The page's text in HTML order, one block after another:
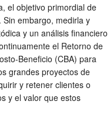
el objetivo primordial de
embargo, medirla y
y un análisis financiero
el Retorno de
Beneficio (CBA) para
grandes proyectos de
y retener clientes o
y el valor que estos